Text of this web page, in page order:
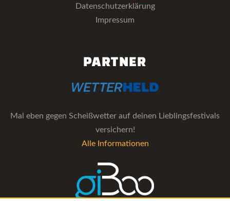
Datenschutzerklärung
Impressum
PARTNER
Mal eben gegen Scheißwetter auf deinen Lieblingsfestivals
versichern!
Alle Informationen